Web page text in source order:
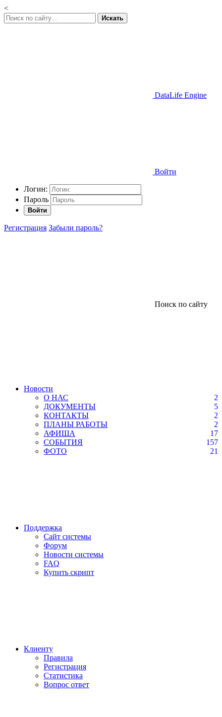
<
Искать
DataLife Engine
Войти
Логин:
Пароль
Войти
Регистрация Забыли пароль?
Поиск по сайту
Новости
О НАС
2
ДОКУМЕНТЫ
5
КОНТАКТЫ
2
ПЛАНЫ РАБОТЫ
2
АФИША
17
СОБЫТИЯ
157
ФОТО
21
Поддержка
Сайт системы
Форум
Новости системы
FAQ
Купить скрипт
Клиенту
Правила
Регистрация
Статистика
Вопрос ответ